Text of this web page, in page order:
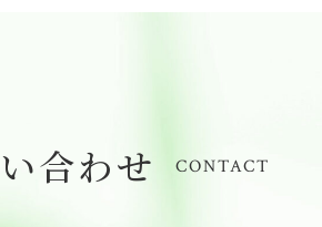
合わせ CONTACT